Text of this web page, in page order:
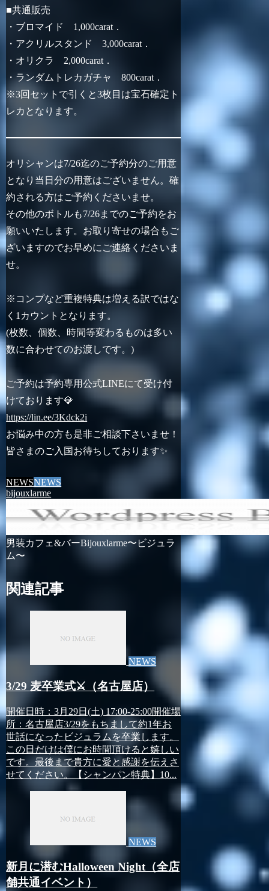
■共通販売
・ブロマイド 1,000carat．
・アクリルスタンド 3,000carat．
・オリクラ 2,000carat．
・ランダムトレカガチャ 800carat．
※3回セットで引くと3枚目は宝石確定ト
レカとなります。
オリシャンは7/26迄のご予約分のご用意
となり当日分の用意はございません。確
約される方はご予約くださいませ。
その他のボトルも7/26までのご予約をお
願いいたします。お取り寄せの場合もご
ざいますのでお早めにご連絡くださいま
せ。
※コンプなど重複特典は増える訳ではな
く1カウントとなります。
(枚数、個数、時間等変わるものは多い
数に合わせてのお渡しです。)
ご予約は予約専用公式LINEにて受け付
けております💎
https://lin.ee/3Kdck2i
お悩み中の方も是非ご相談下さいませ！
皆さまのご入国お待ちしております✨
NEWSNEWS
bijouxlarme
男装カフェ&バーBijouxlarme〜ビジュラ
ム〜
関連記事
NEWS
3/29 麦卒業式⚔（名古屋店）
開催日時：3月29日(土) 17:00-25:00開催場
所：名古屋店3/29をもちまして約1年お
世話になったビジュラムを卒業します。
この日だけは僕にお時間頂けると嬉しい
です。最後まで貴方に愛と感謝を伝えさ
せてください。【シャンパン特典】10...
NEWS
新月に潜むHalloween Night（全店
舗共通イベント）